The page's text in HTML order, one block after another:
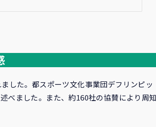
した。都スポーツ文化事業団デフリンピッ
べました。また、約160社の協賛により周